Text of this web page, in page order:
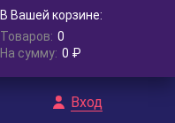
В Вашей корзине:
Товаров: 0
На сумму: 0 ₽
Вход